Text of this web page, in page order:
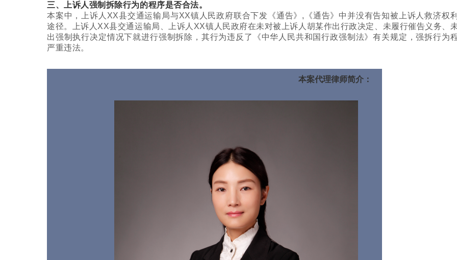
三、上诉人强制拆除行为的程序是否合法。
本案中，上诉人XX县交通运输局与XX镇人民政府联合下发《通告》,《通告》中并没有告知被上诉人救济权
途径。上诉人XX县交通运输局、上诉人XX镇人民政府在未对被上诉人胡某作出行政决定、未履行催告义务、
出强制执行决定情况下就进行强制拆除，其行为违反了《中华人民共和国行政强制法》有关规定，强拆行为
严重违法。
本案代理律师简介：